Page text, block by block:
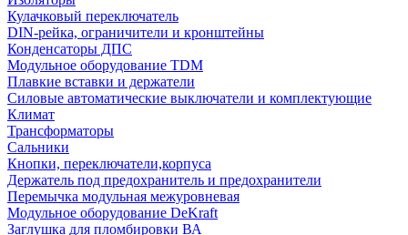
Кулачковый переключатель
DIN-рейка, ограничители и кронштейны
Конденсаторы ДПС
Модульное оборудование TDM
Плавкие вставки и держатели
Силовые автоматические выключатели и комплектующие
Климат
Трансформаторы
Сальники
Кнопки, переключатели,корпуса
Держатель под предохранитель и предохранители
Перемычка модульная межуровневая
Модульное оборудование DeKraft
Заглушка для пломбировки ВА